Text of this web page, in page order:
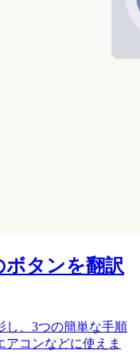
タンを翻訳
し、3つの簡単な手順
コンなどに使えま